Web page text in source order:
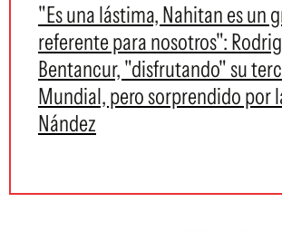
"Es una lástima, Nahitan es un
referente para nosotros":
Bentancur, "disfrutando" su
Mundial, pero sorprendido por
Nández